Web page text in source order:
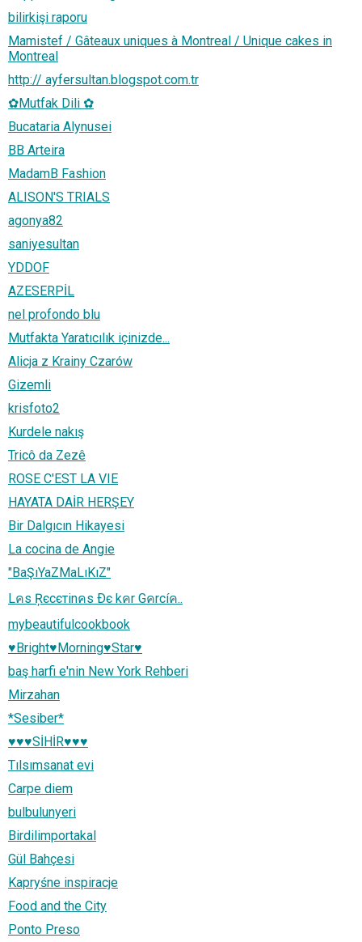
bilirkişi raporu
Mamistef / Gâteaux uniques à Montreal / Unique cakes in
Montreal
http:// ayfersultan.blogspot.com.tr
✿Mutfak Dili ✿
Bucataria Alynusei
BB Arteira
MadamB Fashion
ALISON'S TRIALS
agonya82
saniyesultan
YDDOF
AZESERPİL
nel profondo blu
Mutfakta Yaratıcılık içinizde...
Alicja z Krainy Czarów
Gizemli
krisfoto2
Kurdele nakış
Tricô da Zezê
ROSE C'EST LA VIE
HAYATA DAİR HERŞEY
Bir Dalgıcın Hikayesi
La cocina de Angie
"BaŞıYaZMaLıKıZ"
Lคs Ŗєcєтinคs Ðє kคr Gคrcíค..
mybeautifulcookbook
♥Bright♥Morning♥Star♥
baş harfi e'nin New York Rehberi
Mirzahan
*Sesiber*
♥♥♥SİHİR♥♥♥
Tılsımsanat evi
Carpe diem
bulbulunyeri
Birdilimportakal
Gül Bahçesi
Kapryśne inspiracje
Food and the City
Ponto Preso